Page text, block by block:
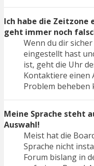
Ich habe die Zeitzone
geht immer noch
Wenn du dir
eingestellt hast
ist, geht die Uhr
Kontaktiere einen
Problem beheben
Meine Sprache steht
Auswahl!
Meist hat die
Sprache nicht
Forum bislang in